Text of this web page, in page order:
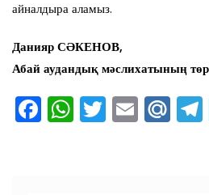
айналдыра аламыз.
Данияр СӘКЕНОВ,
Абай аудандық мәслихатының
F W T E M